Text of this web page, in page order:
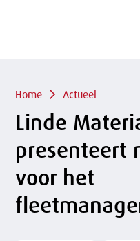
gaan
Kruimelpad
Home Actueel
Linde
presenteert
voor het